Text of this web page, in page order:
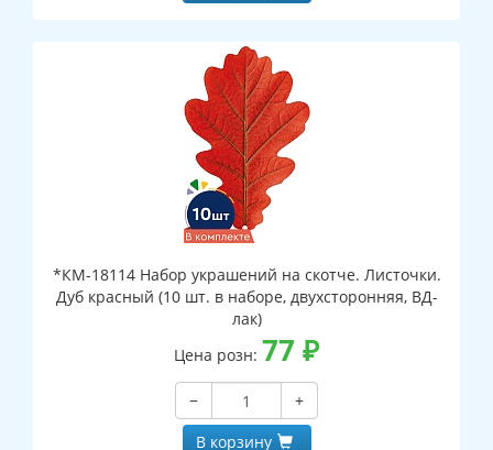
*КМ-18114 Набор украшений на скотче. Листочки.
Дуб красный (10 шт. в наборе, двухсторонняя, ВД-
лак)
Цена розн: 77 ₽
−
+
В корзину